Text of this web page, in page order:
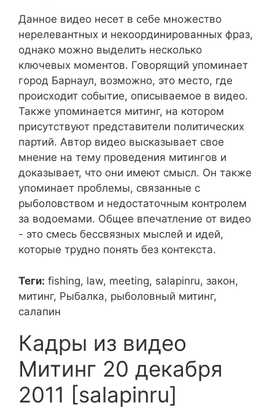
Данное видео несет в себе множество
нерелевантных и некоординированных фраз,
однако можно выделить несколько
ключевых моментов. Говорящий упоминает
город Барнаул, возможно, это место, где
происходит событие, описываемое в видео.
Также упоминается митинг, на котором
присутствуют представители политических
партий. Автор видео высказывает свое
мнение на тему проведения митингов и
доказывает, что они имеют смысл. Он также
упоминает проблемы, связанные с
рыболовством и недостаточным контролем
за водоемами. Общее впечатление от видео
- это смесь бессвязных мыслей и идей,
которые трудно понять без контекста.
Теги: fishing, law, meeting, salapinru, закон,
митинг, Рыбалка, рыболовный митинг,
салапин
Кадры из видео
Митинг 20 декабря
2011 [salapinru]